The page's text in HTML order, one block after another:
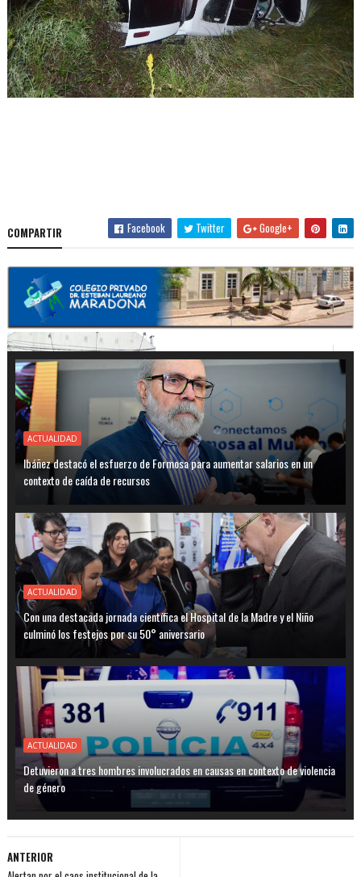
COMPARTIR Facebook Twitter Google+
ACTUALIDAD
Ibáñez destacó el esfuerzo de Formosa para aumentar salarios en un
contexto de caída de recursos
ACTUALIDAD
Con una destacada jornada científica el Hospital de la Madre y el Niño
culminó los festejos por su 50° aniversario
ACTUALIDAD
Detuvieron a tres hombres involucrados en causas en contexto de violencia
de género
ANTERIOR